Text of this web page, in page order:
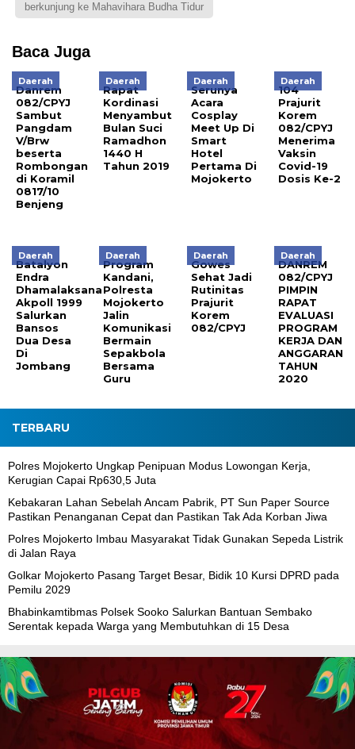
berkunjung ke Mahavihara Budha Tidur
Baca Juga
Daerah
Danrem
082/CPYJ
Sambut
Pangdam
V/Brw
beserta
Rombongan
di Koramil
0817/10
Benjeng
Daerah
Rapat
Kordinasi
Menyambut
Bulan Suci
Ramadhon
1440 H
Tahun 2019
Daerah
Serunya
Acara
Cosplay
Meet Up Di
Smart
Hotel
Pertama Di
Mojokerto
Daerah
104
Prajurit
Korem
082/CPYJ
Menerima
Vaksin
Covid-19
Dosis Ke-2
Daerah
Batalyon
Endra
Dhamalaksana
Akpoll 1999
Salurkan
Bansos
Dua Desa
Di
Jombang
Daerah
Program
Kandani,
Polresta
Mojokerto
Jalin
Komunikasi
Bermain
Sepakbola
Bersama
Guru
Daerah
Gowes
Sehat Jadi
Rutinitas
Prajurit
Korem
082/CPYJ
Daerah
DANREM
082/CPYJ
PIMPIN
RAPAT
EVALUASI
PROGRAM
KERJA DAN
ANGGARAN
TAHUN
2020
TERBARU
Polres Mojokerto Ungkap Penipuan Modus Lowongan Kerja,
Kerugian Capai Rp630,5 Juta
Kebakaran Lahan Sebelah Ancam Pabrik, PT Sun Paper Source
Pastikan Penanganan Cepat dan Pastikan Tak Ada Korban Jiwa
Polres Mojokerto Imbau Masyarakat Tidak Gunakan Sepeda Listrik
di Jalan Raya
Golkar Mojokerto Pasang Target Besar, Bidik 10 Kursi DPRD pada
Pemilu 2029
Bhabinkamtibmas Polsek Sooko Salurkan Bantuan Sembako
Serentak kepada Warga yang Membutuhkan di 15 Desa